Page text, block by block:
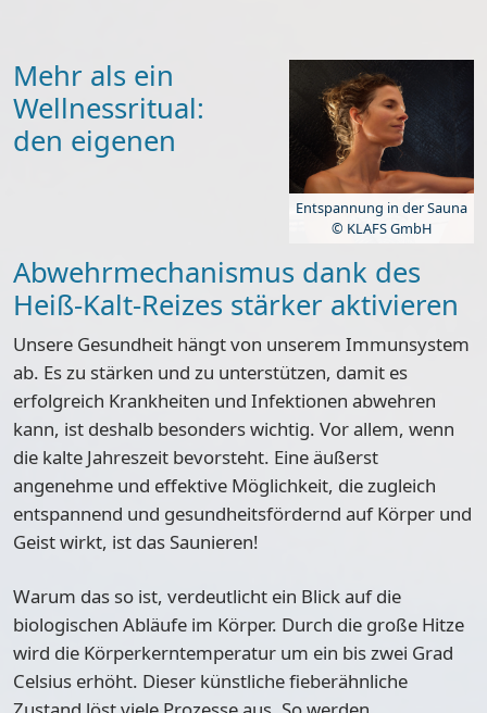
Entspannung in der Sauna
© KLAFS GmbH
Mehr als ein
Wellnessritual:
den eigenen
Abwehrmechanismus dank des
Heiß-Kalt-Reizes stärker aktivieren
Unsere Gesundheit hängt von unserem Immunsystem
ab. Es zu stärken und zu unterstützen, damit es
erfolgreich Krankheiten und Infektionen abwehren
kann, ist deshalb besonders wichtig. Vor allem, wenn
die kalte Jahreszeit bevorsteht. Eine äußerst
angenehme und effektive Möglichkeit, die zugleich
entspannend und gesundheitsfördernd auf Körper und
Geist wirkt, ist das Saunieren!
Warum das so ist, verdeutlicht ein Blick auf die
biologischen Abläufe im Körper. Durch die große Hitze
wird die Körperkerntemperatur um ein bis zwei Grad
Celsius erhöht. Dieser künstliche fieberähnliche